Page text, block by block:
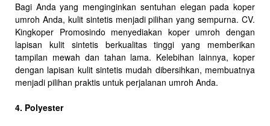
Bagi Anda yang menginginkan sentuhan elegan pada koper
umroh Anda, kulit sintetis menjadi pilihan yang sempurna. CV.
Kingkoper Promosindo menyediakan koper umroh dengan
lapisan kulit sintetis berkualitas tinggi yang memberikan
tampilan mewah dan tahan lama. Kelebihan lainnya, koper
dengan lapisan kulit sintetis mudah dibersihkan, membuatnya
menjadi pilihan praktis untuk perjalanan umroh Anda.
4. Polyester